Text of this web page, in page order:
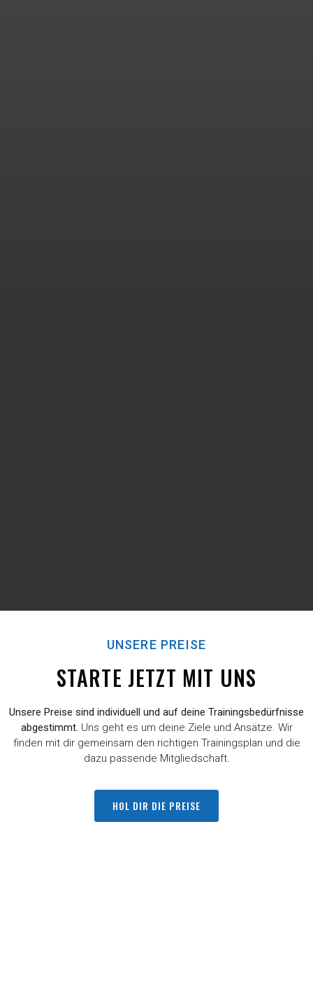
UNSERE PREISE
STARTE JETZT MIT UNS
Unsere Preise sind individuell und auf deine Trainingsbedürfnisse
abgestimmt. Uns geht es um deine Ziele und Ansätze. Wir
finden mit dir gemeinsam den richtigen Trainingsplan und die
dazu passende Mitgliedschaft.
HOL DIR DIE PREISE